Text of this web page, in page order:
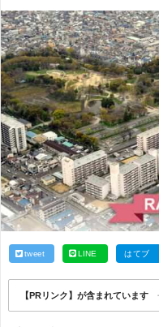
tweet LINE はてブ
【PRリンク】が含まれています